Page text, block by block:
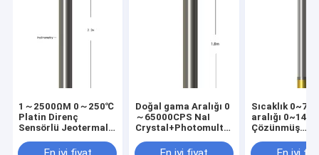
1～2500ΩM 0～250℃
Platin Direnç
Sensörlü Jeotermal
İnklinometri
Doğal gama Aralığı 0
～65000CPS NaI
Crystal+Photomultiplier
Sıcaklık&Gama
Sıcaklık
aralığı
Çözünmüş
Kalitesi Probu